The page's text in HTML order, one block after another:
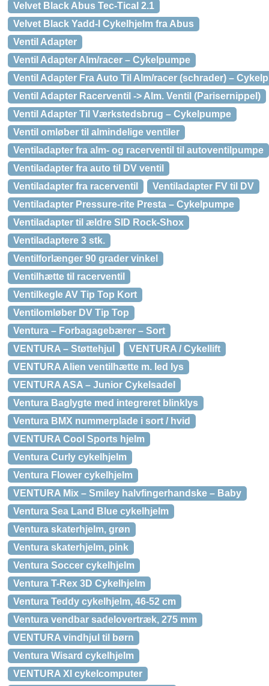
Velvet Black Abus Tec-Tical 2.1
Velvet Black Yadd-I Cykelhjelm fra Abus
Ventil Adapter
Ventil Adapter Alm/racer – Cykelpumpe
Ventil Adapter Fra Auto Til Alm/racer (schrader) –
Ventil Adapter Racerventil -> Alm. Ventil (Parisernippel)
Ventil Adapter Til Værkstedsbrug – Cykelpumpe
Ventil omløber til almindelige ventiler
Ventiladapter fra alm- og racerventil til autoventilpumpe
Ventiladapter fra auto til DV ventil
Ventiladapter fra racerventil
Ventiladapter FV til DV
Ventiladapter Pressure-rite Presta – Cykelpumpe
Ventiladapter til ældre SID Rock-Shox
Ventiladaptere 3 stk.
Ventilforlænger 90 grader vinkel
Ventilhætte til racerventil
Ventilkegle AV Tip Top Kort
Ventilomløber DV Tip Top
Ventura – Forbagagebærer – Sort
VENTURA – Støttehjul
VENTURA / Cykellift
VENTURA Alien ventilhætte m. led lys
VENTURA ASA – Junior Cykelsadel
Ventura Baglygte med integreret blinklys
Ventura BMX nummerplade i sort / hvid
VENTURA Cool Sports hjelm
Ventura Curly cykelhjelm
Ventura Flower cykelhjelm
VENTURA Mix – Smiley halvfingerhandske – Baby
Ventura Sea Land Blue cykelhjelm
Ventura skaterhjelm, grøn
Ventura skaterhjelm, pink
Ventura Soccer cykelhjelm
Ventura T-Rex 3D Cykelhjelm
Ventura Teddy cykelhjelm, 46-52 cm
Ventura vendbar sadelovertræk, 275 mm
VENTURA vindhjul til børn
Ventura Wisard cykelhjelm
VENTURA XI cykelcomputer